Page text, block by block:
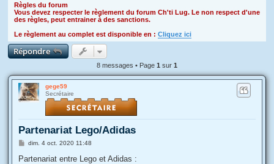
Règles du forum
Vous devez respecter le règlement du forum Ch'ti Lug. Le non respect d'une
des règles, peut entrainer à des sanctions.
Le règlement au complet est disponible en : Cliquez ici
Répondre
8 messages • Page 1 sur 1
gege59
Secrétaire
Partenariat Lego/Adidas
M
s
dim. 4 oct. 2020 11:48
Partenariat entre Lego et Adidas :